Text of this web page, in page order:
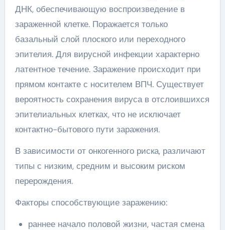
ДНК, обеспечивающую воспроизведение в
зараженной клетке. Поражается только
базальный слой плоского или переходного
эпителия. Для вирусной инфекции характерно
латентное течение. Заражение происходит при
прямом контакте с носителем ВПЧ. Существует
вероятность сохранения вируса в отслоившихся
эпителиальных клетках, что не исключает
контактно-бытового пути заражения.
В зависимости от онкогенного риска, различают
типы с низким, средним и высоким риском
перерождения.
Факторы способствующие заражению:
раннее начало половой жизни, частая смена